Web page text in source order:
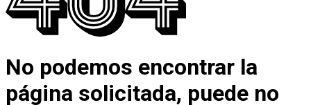
No podemos encontrar la
página solicitada, puede no